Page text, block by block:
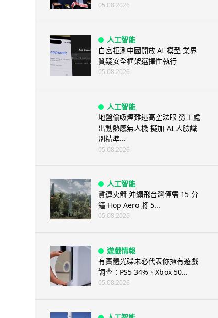
05.08.2026
人工智能
白宮拒測中國開放 AI 模型 業界
質疑安全框架選擇性執行
05.08.2026
人工智能
地盤偷吸煙難逃高空法眼 勞工處
出動熱感無人機 擬加 AI 人臉識
別精準...
05.08.2026
人工智能
貨運火箭 沖繩飛台灣僅需 15 分
鐘 Hop Aero 將 5...
05.08.2026
遊戲情報
有實體光碟未必代表你擁有遊戲
調查：PS5 34%、Xbox 50...
05.08.2026